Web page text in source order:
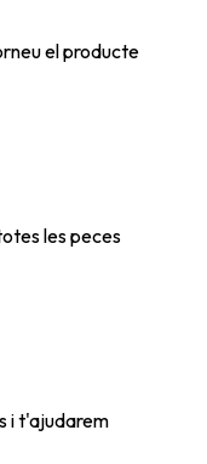
el producte
les peces
i t'ajudarem